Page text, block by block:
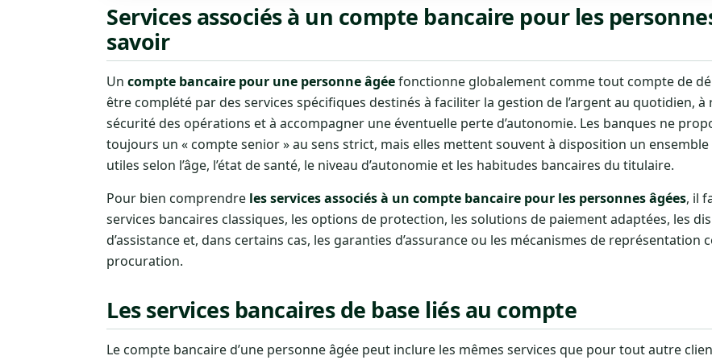
Services associés à un compte bancaire pour les
savoir
Un compte bancaire pour une personne âgéefonctionne globalement comme tout compte de
être complété par des services spécifiques destinés à faciliter la gestion de l’argent au quotidien,
sécurité des opérations et à accompagner une éventuelle perte d’autonomie. Les banques ne
toujours un « compte senior » au sens strict, mais elles mettent souvent à disposition un
utiles selon l’âge, l’état de santé, le niveau d’autonomie et les habitudes bancaires du titulaire.
Pour bien comprendre les services associés à un compte bancaire pour les personnes âgées, il
services bancaires classiques, les options de protection, les solutions de paiement adaptées, les
d’assistance et, dans certains cas, les garanties d’assurance ou les mécanismes de représentation
procuration.
Les services bancaires de base liés au compte
Le compte bancaire d’une personne âgée peut inclure les mêmes services que pour tout autre